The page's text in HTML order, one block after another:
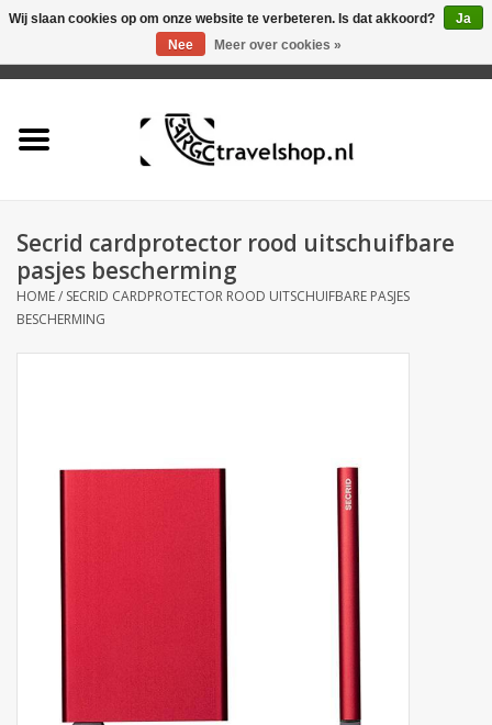
Tas
Rugtas
Koffer
Business
Merken
Secrid cardprotector rood uitschuifbare
pasjes bescherming
HOME/ SECRID CARDPROTECTOR ROOD UITSCHUIFBARE PASJES
BESCHERMING
Wij slaan cookies op om onze website te verbeteren. Is dat akkoord?
Ja
Nee
Meer over cookies »